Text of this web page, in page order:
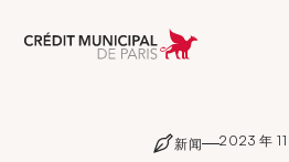
Aller à
新闻 2023 年